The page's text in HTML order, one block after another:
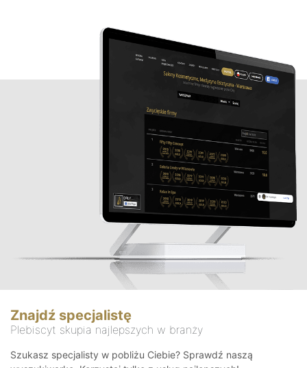
Znajdź specjalistę
Plebiscyt skupia najlepszych w branży
Szukasz specjalisty w pobliżu Ciebie? Sprawdź naszą